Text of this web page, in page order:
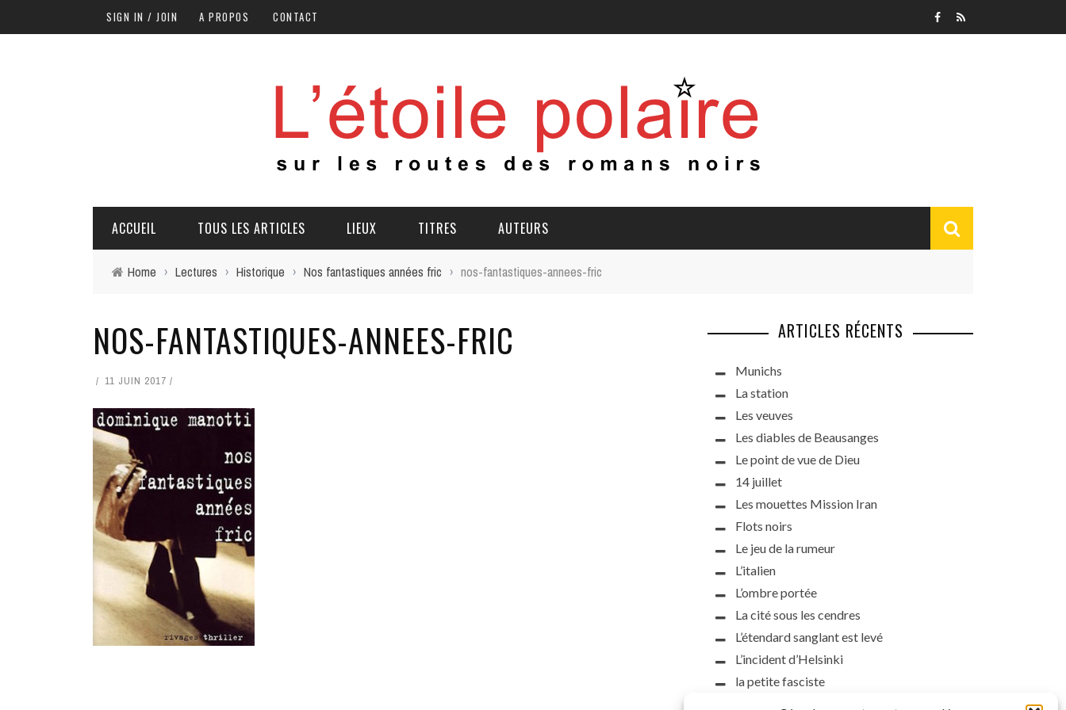
SIGN IN / JOIN A PROPOS CONTACT
ACCUEIL TOUS LES ARTICLES LIEUX TITRES AUTEURS
Home › Lectures › Historique › Nos fantastiques années fric › nos-fantastiques-annees-fric
NOS-FANTASTIQUES-ANNEES-FRIC
11 JUIN 2017
ARTICLES RÉCENTS
Munichs
La station
Les veuves
Les diables de Beausanges
Le point de vue de Dieu
14 juillet
Les mouettes Mission Iran
Flots noirs
Le jeu de la rumeur
L’italien
L’ombre portée
La cité sous les cendres
L’étendard sanglant est levé
L’incident d’Helsinki
la petite fasciste